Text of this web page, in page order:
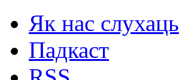
Як нас слухаць
Падкаст